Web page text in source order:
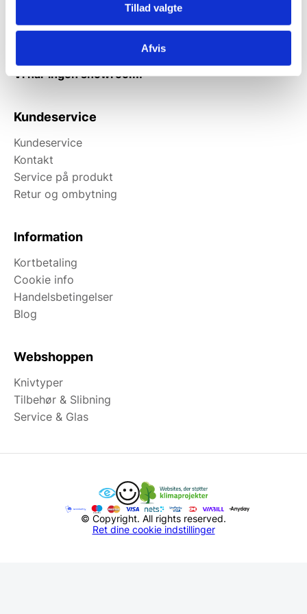
Tillad valgte
Afvis
Afhentning muligt
Vi har ingen showroom.
Kundeservice
Kundeservice
Kontakt
Service på produkt
Retur og ombytning
Information
Kortbetaling
Cookie info
Handelsbetingelser
Blog
Webshoppen
Knivtyper
Tilbehør & Slibning
Service & Glas
© Copyright. All rights reserved.
Ret dine cookie indstillinger